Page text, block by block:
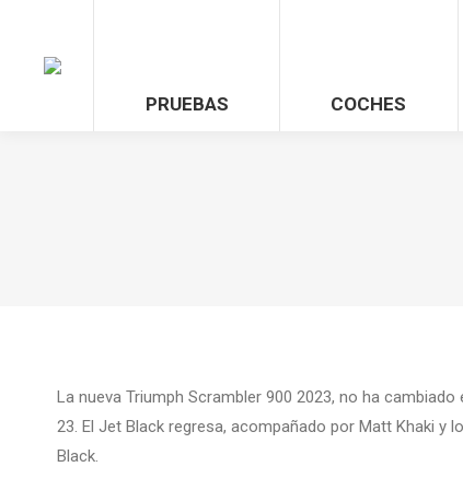
PRUEBAS COCHES
La nueva Triumph Scrambler 900 2023, no ha
23. El Jet Black regresa, acompañado por Matt Khaki
Black.